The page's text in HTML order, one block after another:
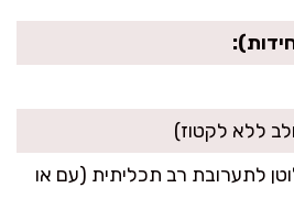
לתערובת רב תכליתית (עם או